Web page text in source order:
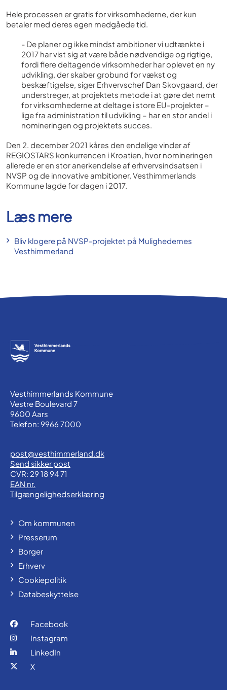
Hele processen er gratis for virksomhederne, der kun
betaler med deres egen medgåede tid.
- De planer og ikke mindst ambitioner vi udtænkte i
2017 har vist sig at være både nødvendige og rigtige,
fordi flere deltagende virksomheder har oplevet en ny
udvikling, der skaber grobund for vækst og
beskæftigelse, siger Erhvervschef Dan Skovgaard, der
understreger, at projektets metode i at gøre det nemt
for virksomhederne at deltage i store EU-projekter –
lige fra administration til udvikling – har en stor andel i
nomineringen og projektets succes.
Den 2. december 2021 kåres den endelige vinder af
REGIOSTARS konkurrencen i Kroatien, hvor nomineringen
allerede er en stor anerkendelse af erhvervsindsatsen i
NVSP og de innovative ambitioner, Vesthimmerlands
Kommune lagde for dagen i 2017.
Læs mere
Bliv klogere på NVSP-projektet på Mulighedernes
Vesthimmerland
Vesthimmerlands Kommune
Vestre Boulevard 7
9600 Aars
Telefon: 9966 7000
post@vesthimmerland.dk
Send sikker post
CVR: 29 18 94 71
EAN nr.
Tilgængelighedserklæring
Om kommunen
Presserum
Borger
Erhverv
Cookiepolitik
Databeskyttelse
Facebook
Instagram
LinkedIn
X